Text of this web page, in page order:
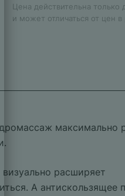
Цена действительна только
и может отличаться от цен
максимально
расширяет
А антискользящее